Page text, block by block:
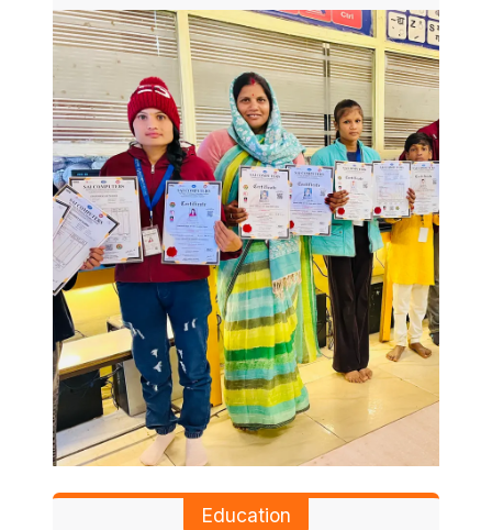
Education